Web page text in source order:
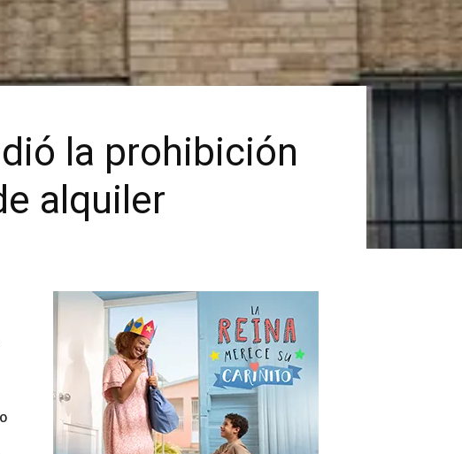
la prohibición
alquiler